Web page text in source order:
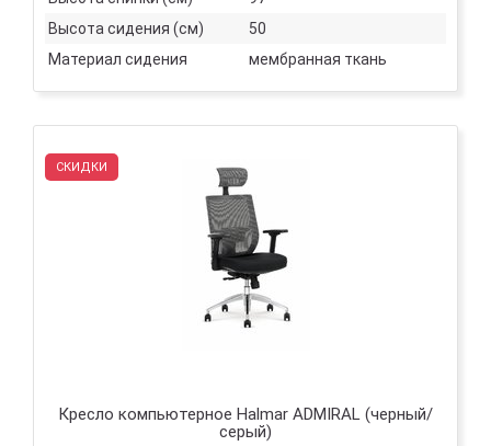
Высота сидения (см)
50
Материал сидения
мембранная ткань
СКИДКИ
Кресло компьютерное Halmar ADMIRAL (черный/
серый)